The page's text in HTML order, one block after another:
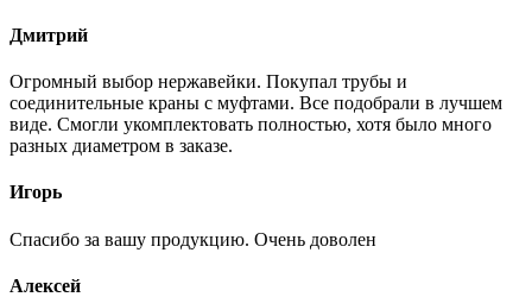
Дмитрий
Огромный выбор нержавейки. Покупал трубы и
соединительные краны с муфтами. Все подобрали в лучшем
виде. Смогли укомплектовать полностью, хотя было много
разных диаметром в заказе.
Игорь
Спасибо за вашу продукцию. Очень доволен
Алексей